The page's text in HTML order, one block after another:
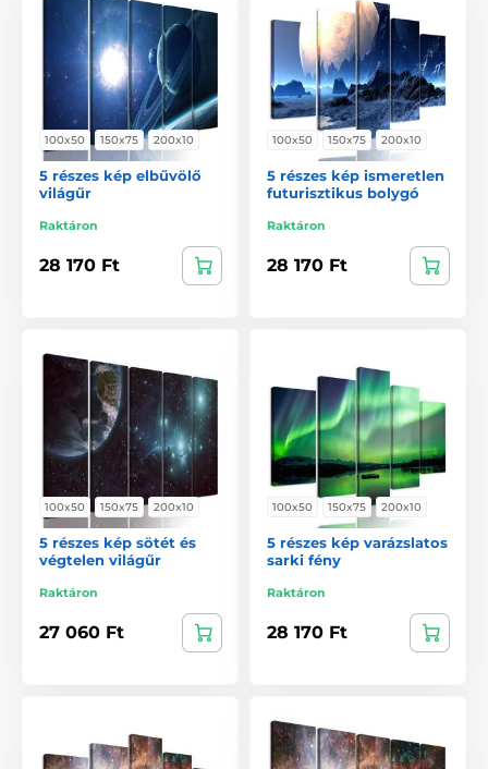
100x50 150x75 200x10
5 részes kép elbűvölő
világűr
Raktáron
28 170 Ft
100x50 150x75 200x10
5 részes kép ismeretlen
futurisztikus bolygó
Raktáron
28 170 Ft
100x50 150x75 200x10
5 részes kép sötét és
végtelen világűr
Raktáron
27 060 Ft
100x50 150x75 200x10
5 részes kép varázslatos
sarki fény
Raktáron
28 170 Ft